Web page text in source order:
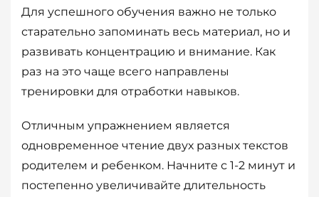
Для успешного обучения важно не только
старательно запоминать весь материал, но и
развивать концентрацию и внимание. Как
раз на это чаще всего направлены
тренировки для отработки навыков.
Отличным упражнением является
одновременное чтение двух разных текстов
родителем и ребенком. Начните с 1-2 минут и
постепенно увеличивайте длительность